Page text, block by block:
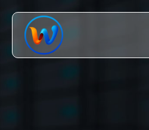
đến